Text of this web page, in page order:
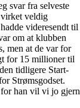
svar fra selveste
veldig
videresendt til
om at klubben
men at de var for
for 15 millioner til
tidligere Start-
Strømsgodset.
han vil vi jo